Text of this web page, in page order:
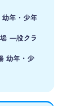
年・少年
一般クラ
幼年・少